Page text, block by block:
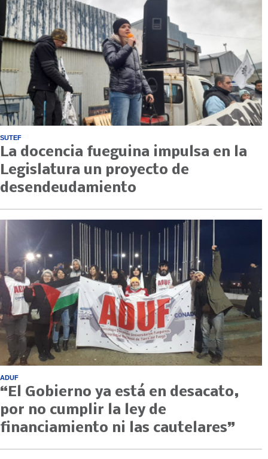
SUTEF
La docencia fueguina impulsa en la
Legislatura un proyecto de
desendeudamiento
ADUF
“El Gobierno ya está en desacato,
por no cumplir la ley de
financiamiento ni las cautelares”